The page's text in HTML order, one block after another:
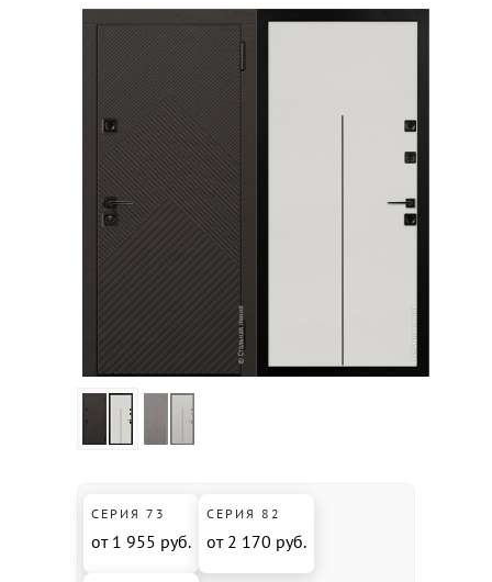
СЕРИЯ 73
от 1 955 руб.
СЕРИЯ 82
от 2 170 руб.